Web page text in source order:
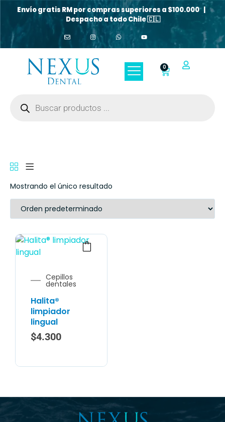
Envío gratis RM por compras superiores a $100.000 |
Despacho a todo Chile 🇨🇱
0
Mostrando el único resultado
Cepillos
dentales
Halita®
limpiador
lingual
$4.300